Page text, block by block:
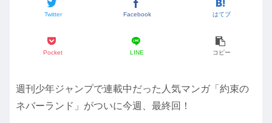
Twitter Facebook はてブ
Pocket LINE コピー
週刊少年ジャンプで連載中だった人気マンガ「約束の
ネバーランド」がついに今週、最終回！